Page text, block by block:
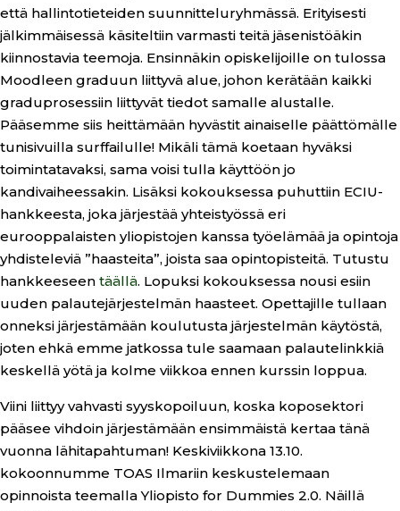
että hallintotieteiden suunnitteluryhmässä. Erityisesti
jälkimmäisessä käsiteltiin varmasti teitä jäsenistöäkin
kiinnostavia teemoja. Ensinnäkin opiskelijoille on tulossa
Moodleen graduun liittyvä alue, johon kerätään kaikki
graduprosessiin liittyvät tiedot samalle alustalle.
Pääsemme siis heittämään hyvästit ainaiselle päättömälle
tunisivuilla surffailulle! Mikäli tämä koetaan hyväksi
toimintatavaksi, sama voisi tulla käyttöön jo
kandivaiheessakin. Lisäksi kokouksessa puhuttiin ECIU-
hankkeesta, joka järjestää yhteistyössä eri
eurooppalaisten yliopistojen kanssa työelämää ja opintoja
yhdisteleviä ”haasteita”, joista saa opintopisteitä. Tutustu
hankkeeseen täällä. Lopuksi kokouksessa nousi esiin
uuden palautejärjestelmän haasteet. Opettajille tullaan
onneksi järjestämään koulutusta järjestelmän käytöstä,
joten ehkä emme jatkossa tule saamaan palautelinkkiä
keskellä yötä ja kolme viikkoa ennen kurssin loppua.
Viini liittyy vahvasti syyskopoiluun, koska koposektori
pääsee vihdoin järjestämään ensimmäistä kertaa tänä
vuonna lähitapahtuman! Keskiviikkona 13.10.
kokoonnumme TOAS Ilmariin keskustelemaan
opinnoista teemalla Yliopisto for Dummies 2.0. Näillä